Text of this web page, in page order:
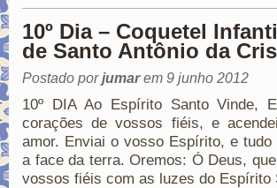
10º Dia – Coquetel
de Santo Antônio da
Postado porjumarem 9 junho 2012
10º DIA Ao Espírito Santo Vinde,
corações de vossos fiéis, e
amor. Enviai o vosso Espírito, e
a face da terra. Oremos: Ó Deus,
vossos fiéis com as luzes do